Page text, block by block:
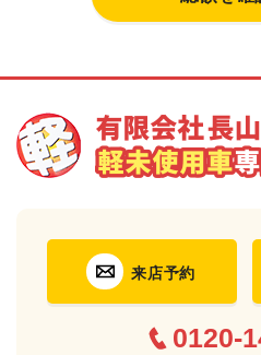
来店予約
0120-